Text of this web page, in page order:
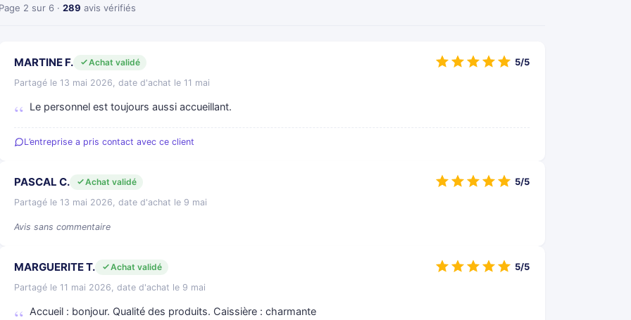
Page 2 sur 6 · 289 avis vérifiés
MARTINE F.
Achat validé
Partagé le 13 mai 2026, date d'achat le 11 mai
Le personnel est toujours aussi accueillant.
5/5
L’entreprise a pris contact avec ce client
PASCAL C.
Achat validé
Partagé le 13 mai 2026, date d'achat le 9 mai
Avis sans commentaire
5/5
MARGUERITE T.
Achat validé
Partagé le 11 mai 2026, date d'achat le 9 mai
Accueil : bonjour. Qualité des produits. Caissière : charmante
5/5